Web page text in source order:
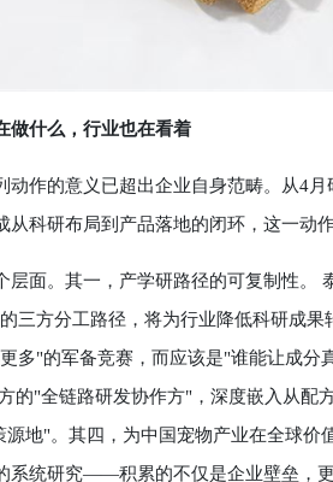
做什么，行业也在看着
的意义已超出企业自身范畴。从4月
科研布局到产品落地的闭环，这一动
面。其一，产学研路径的可复制性。
三方分工路径，将为行业降低科研成
多"的军备竞赛，而应该是"谁能让成
的"全链路研发协作方"，深度嵌入从
地"。其四，为中国宠物产业在全球
系统研究——积累的不仅是企业壁垒，